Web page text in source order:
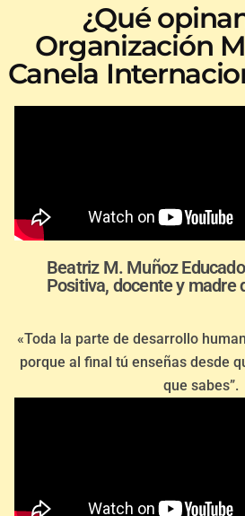
¿Qué
Organización
Canela
Beatriz M. Muñoz
Positiva, docente y madre
«Toda la parte de desarrollo
porque al final tú enseñas desde
que sabes”.